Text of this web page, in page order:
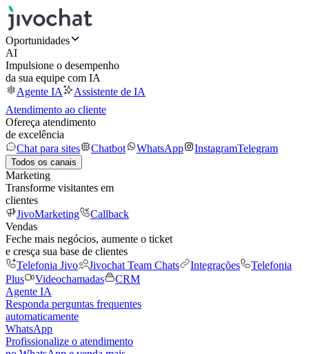
Oportunidades
AI
Impulsione o desempenho
da sua equipe com IA
Agente IA
Assistente de IA
Atendimento ao cliente
Ofereça atendimento
de excelência
Chat para sites
Chatbot WhatsApp InstagramTelegram
Todos os canais
Marketing
Transforme visitantes em
clientes
JivoMarketing
Callback
Vendas
Feche mais negócios, aumente o ticket
e cresça sua base de clientes
Telefonia Jivo
Jivochat Team Chats Integrações
Telefonia
Plus
Videochamadas
CRM
Agente IA
Responda perguntas frequentes
automaticamente
WhatsApp
Profissionalize o atendimento